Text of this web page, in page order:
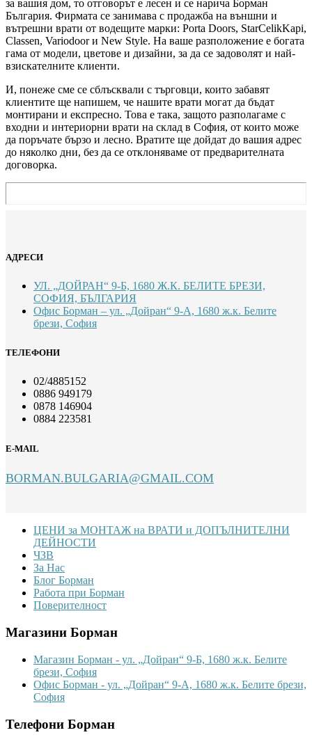
за вашия дом, то отговорът е лесен и се нарича Борман
България. Фирмата се занимава с продажба на външни и
вътрешни врати от водещите марки: Porta Doors, StarCelikKapi,
Classen, Variodoor и New Style. На ваше разположение е богата
гама от модели, цветове и дизайни, за да се задоволят и най-
взискателните клиенти.
И, понеже сме се сблъсквали с търговци, които забавят
клиентите ще напишем, че нашите врати могат да бъдат
монтирани и експресно. Това е така, защото разполагаме с
входни и интериорни врати на склад в София, от които може
да поръчате бързо и лесно. Вратите ще дойдат до вашия адрес
до няколко дни, без да се отклоняваме от предварителната
договорка.
АДРЕСИ
УЛ. „ДОЙРАН“ 9-Б, 1680 Ж.К. БЕЛИТЕ БРЕЗИ,
СОФИЯ, БЪЛГАРИЯ
Офис Борман – ул. „Дойран“ 9-А, 1680 ж.к. Белите
брези, София
ТЕЛЕФОНИ
02/4885152
0886 949179
0878 146904
0884 223581
E-MAIL
BORMAN.BULGARIA@GMAIL.COM
FooterЦЕНИ за МОНТАЖ на ВРАТИ и ДОПЪЛНИТЕЛНИ
ДЕЙНОСТИ
ЧЗВ
За Нас
Блог Борман
Работа при Борман
Поверителност
Магазини Борман
Магазин Борман - ул. „Дойран“ 9-Б, 1680 ж.к. Белите
брези, София
Офис Борман - ул. „Дойран“ 9-А, 1680 ж.к. Белите брези,
София
Телефони Борман